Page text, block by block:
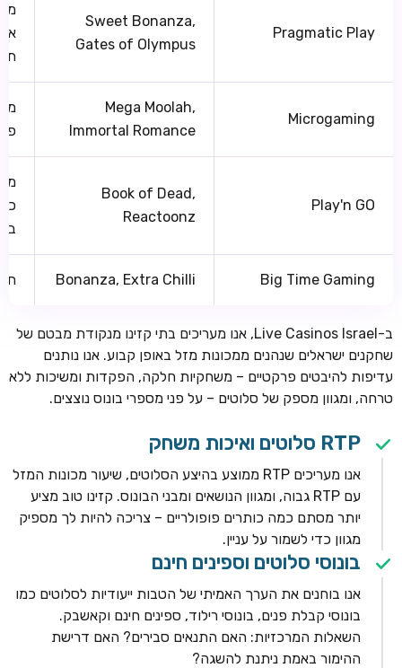
Pragmatic Play
Sweet Bonanza,
Gates of Olympus
Microgaming
Mega Moolah,
Immortal Romance
Play'n GO
Book of Dead,
Reactoonz
Big Time Gaming
Bonanza, Extra Chilli
ב-Live Casinos Israel, אנו מעריכים בתי קזינו מנקודת מבטם של
שחקנים ישראלים שנהנים ממכונות מזל באופן קבוע. אנו נותנים
עדיפות להיבטים פרקטיים – משחקיות חלקה, הפקדות ומשיכות ללא
טרחה, ומגוון מספק של סלוטים – על פני מספרי בונוס נוצצים.
RTP סלוטים ואיכות משחק
אנו מעריכים RTP ממוצע בהיצע הסלוטים, שיעור מכונות המזל
עם RTP גבוה, ומגוון הנושאים ומבני הבונוס. קזינו טוב מציע
יותר מסתם כמה כותרים פופולריים – צריכה להיות לך מספיק
מגוון כדי לשמור על עניין.
בונוסי סלוטים וספינים חינם
אנו בוחנים את הערך האמיתי של הטבות ייעודיות לסלוטים כמו
בונוסי קבלת פנים, בונוסי רילוד, ספינים חינם וקאשבק.
השאלות המרכזיות: האם התנאים סבירים? האם דרישת
ההימור באמת ניתנת להשגה?